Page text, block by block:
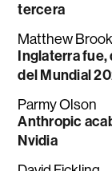
tercera
Matthew
Inglaterra fue,
del Mundial
Parmy Olson
Anthropic
Nvidia